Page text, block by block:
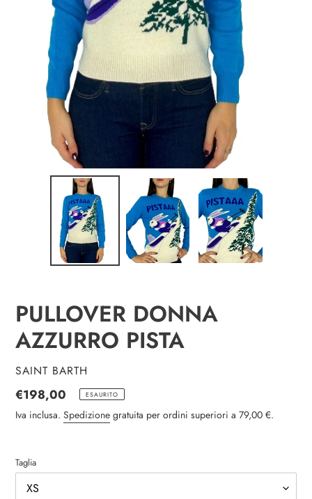
PULLOVER DONNA
AZZURRO PISTA
VENDITORE
SAINT BARTH
Prezzo
di
€198,00 ESAURITO
Iva inclusa. Spedizione gratuita per ordini superiori a 79,00 €.
Taglia